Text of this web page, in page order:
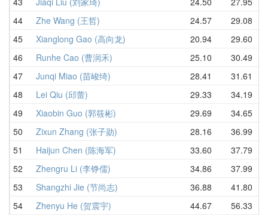
44
Zhe Wang (王哲) 24.57 29.08
45
Xianglong Gao (高向龙) 20.94 29.60
46
Runhe Cao (曹润禾) 25.10 30.49
47
Junqi Miao (苗峻绮) 28.41 31.61
48
Lei Qiu (邱蕾) 29.33 34.19
49
Xiaobin Guo (郭筱彬) 29.69 34.65
50
Zixun Zhang (张子勋) 28.16 36.99
51
Haijun Chen (陈海军) 33.60 37.79
52
Zhengru Li (李铮儒) 34.86 37.99
53
Shangzhi Jie (节尚志) 36.88 41.80
54
Zhenyu He (贺震宇) 44.67 56.33